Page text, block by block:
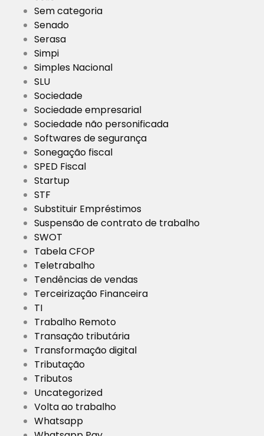
Sem categoria
Senado
Serasa
Simpi
Simples Nacional
SLU
Sociedade
Sociedade empresarial
Sociedade não personificada
Softwares de segurança
Sonegação fiscal
SPED Fiscal
Startup
STF
Substituir Empréstimos
Suspensão de contrato de trabalho
SWOT
Tabela CFOP
Teletrabalho
Tendências de vendas
Terceirização Financeira
TI
Trabalho Remoto
Transação tributária
Transformação digital
Tributação
Tributos
Uncategorized
Volta ao trabalho
Whatsapp